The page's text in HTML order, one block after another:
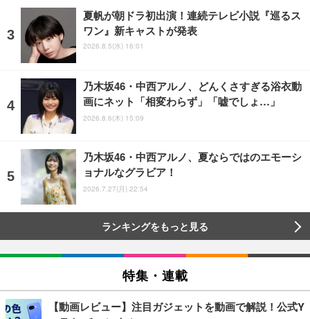
夏帆が朝ドラ初出演！連続テレビ小説『巡るス
ワン』新キャストが発表
2026.8.5(水) 16:01
乃木坂46・中西アルノ、どんくさすぎる浴衣動
画にネット「相変わらず」「嘘でしょ…」
2026.8.6(木) 15:09
乃木坂46・中西アルノ、夏ならではのエモーシ
ョナルなグラビア！
2026.7.27(月) 22:54
ランキングをもっと見る
特集・連載
【動画レビュー】注目ガジェットを動画で解説！公式Y